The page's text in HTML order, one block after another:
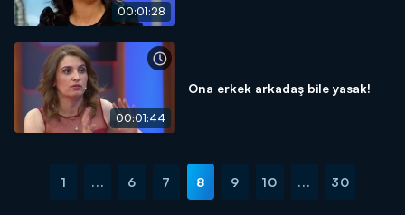
00:01:28
00:01:44
Ona erkek arkadaş bile yasak!
1 ... 6 7 8 9 10 ... 30